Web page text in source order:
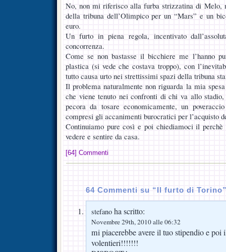
No, non mi riferisco alla furba strizzatina di Melo,
della tribuna dell’Olimpico per un “Mars” e un
euro.
Un furto in piena regola, incentivato
concorrenza.
Come se non bastasse il bicchiere me l’hanno
plastica (si vede che costava troppo), con
tutto causa urto nei strettissimi spazi della tribuna
Il problema naturalmente non riguarda la mia
che viene tenuto nei confronti di chi va allo
pecora da tosare economicamente, un
compresi gli accanimenti burocratici per l’acquisto
Continuiamo pure così e poi chiediamoci il
vedere e sentire da casa.
[64] Commenti
64 Commenti su “Il furto di
stefano ha scritto:
Novembre 29th, 2010 alle 06:32
mi piacerebbe avere il tuo stipendio e poi
volentieri!!!!!!!